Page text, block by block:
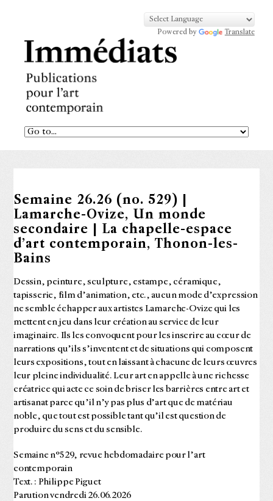
Powered by Translate
Semaine 26.26 (no. 529) |
Lamarche-Ovize, Un monde
secondaire | La chapelle-espace
d’art contemporain, Thonon-les-
Bains
Dessin, peinture, sculpture, estampe, céramique,
tapisserie, film d’animation, etc., aucun mode d’expression
ne semble échapper aux artistes Lamarche-Ovize qui les
mettent en jeu dans leur création au service de leur
imaginaire. Ils les convoquent pour les inscrire au cœur de
narrations qu’ils s’inventent et de situations qui composent
leurs expositions, tout en laissant à chacune de leurs œuvres
leur pleine individualité. Leur art en appelle à une richesse
créatrice qui acte ce soin de briser les barrières entre art et
artisanat parce qu’il n’y pas plus d’art que de matériau
noble, que tout est possible tant qu’il est question de
produire du sens et du sensible.
Semaine n°529, revue hebdomadaire pour l’art
contemporain
Text. : Philippe Piguet
Parution vendredi 26.06.2026